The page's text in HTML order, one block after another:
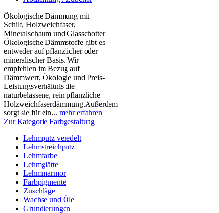
Ökologische Dämmung mit
Schilf, Holzweichfaser,
Mineralschaum und Glasschotter
Ökologische Dämmstoffe gibt es
entweder auf pflanzlicher oder
mineralischer Basis. Wir
empfehlen im Bezug auf
Dämmwert, Ökologie und Preis-
Leistungsverhältnis die
naturbelassene, rein pflanzliche
Holzweichfaserdämmung.Außerdem
sorgt sie für ein... mehr erfahren
Zur Kategorie Farbgestaltung
Lehmputz veredelt
Lehmstreichputz
Lehmfarbe
Lehmglätte
Lehmmarmor
Farbpigmente
Zuschläge
Wachse und Öle
Grundierungen